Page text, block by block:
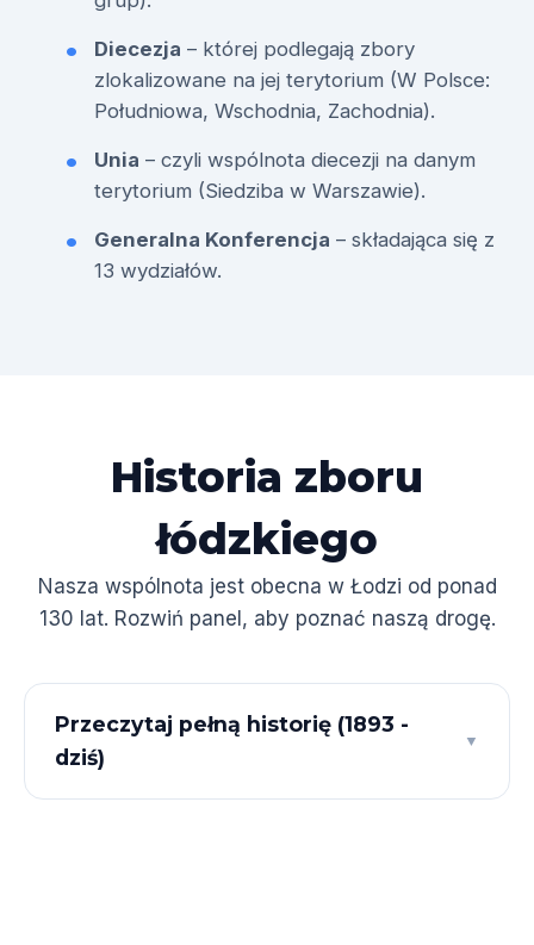
Diecezja – której podlegają zbory
zlokalizowane na jej terytorium (W Polsce:
Południowa, Wschodnia, Zachodnia).
Unia – czyli wspólnota diecezji na danym
terytorium (Siedziba w Warszawie).
Generalna Konferencja – składająca się z
13 wydziałów.
Historia zboru
łódzkiego
Nasza wspólnota jest obecna w Łodzi od ponad
130 lat. Rozwiń panel, aby poznać naszą drogę.
Przeczytaj pełną historię (1893 -
dziś)
▼